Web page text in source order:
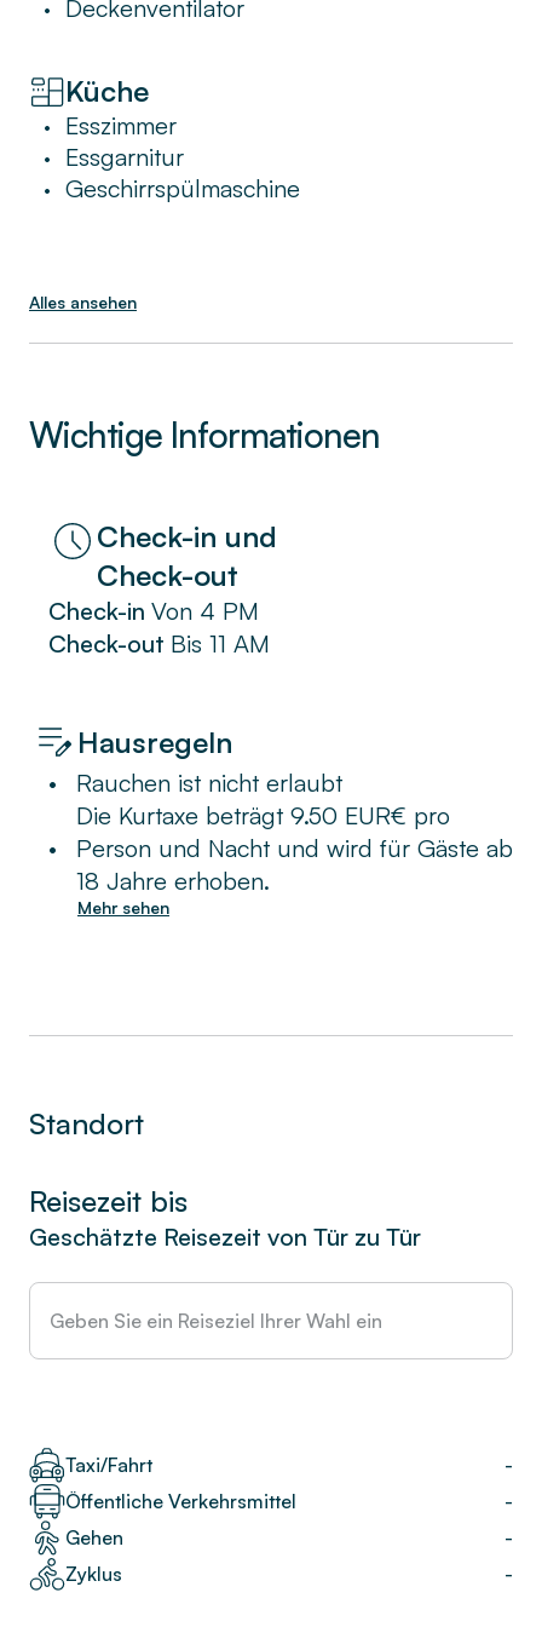
• Deckenventilator
Küche
• Esszimmer
• Essgarnitur
• Geschirrspülmaschine
Alles ansehen
Wichtige Informationen
Check-in und
Check-out
Check-in Von 4 PM
Check-out Bis 11 AM
Hausregeln
• Rauchen ist nicht erlaubt
•
Die Kurtaxe beträgt 9.50 EUR€ pro
Person und Nacht und wird für Gäste ab
18 Jahre erhoben.
Mehr sehen
Standort
Reisezeit bis
Geschätzte Reisezeit von Tür zu Tür
Taxi/Fahrt
-
Öffentliche Verkehrsmittel
-
Gehen
-
Zyklus
-